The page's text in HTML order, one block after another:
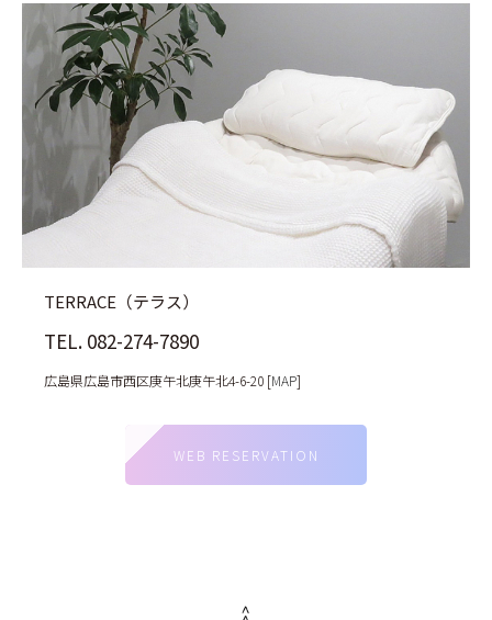
TERRACE（テラス）
TEL. 082-274-7890
広島県広島市西区庚午北庚午北4-6-20 [MAP]
WEB RESERVATION